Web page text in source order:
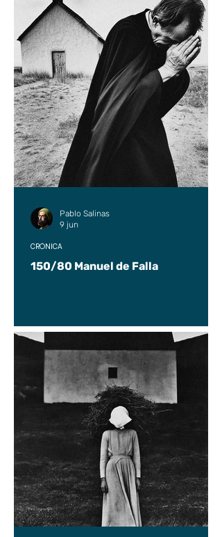
150/80 Manuel de Falla
CRÓNICA
Pablo Salinas
9 jun